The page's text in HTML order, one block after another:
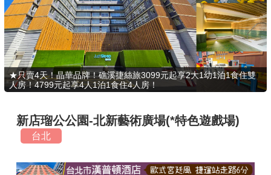
搜尋景點
好康優惠
最新消息
最新留言
商家合作
★只賣4天！晶華品牌！礁溪捷絲旅3099元起享2大1幼1泊1食住雙
人房！4799元起享4人1泊1食住4人房！
新店瑠公公園-北新藝術廣場(*特色遊戲場)
台北